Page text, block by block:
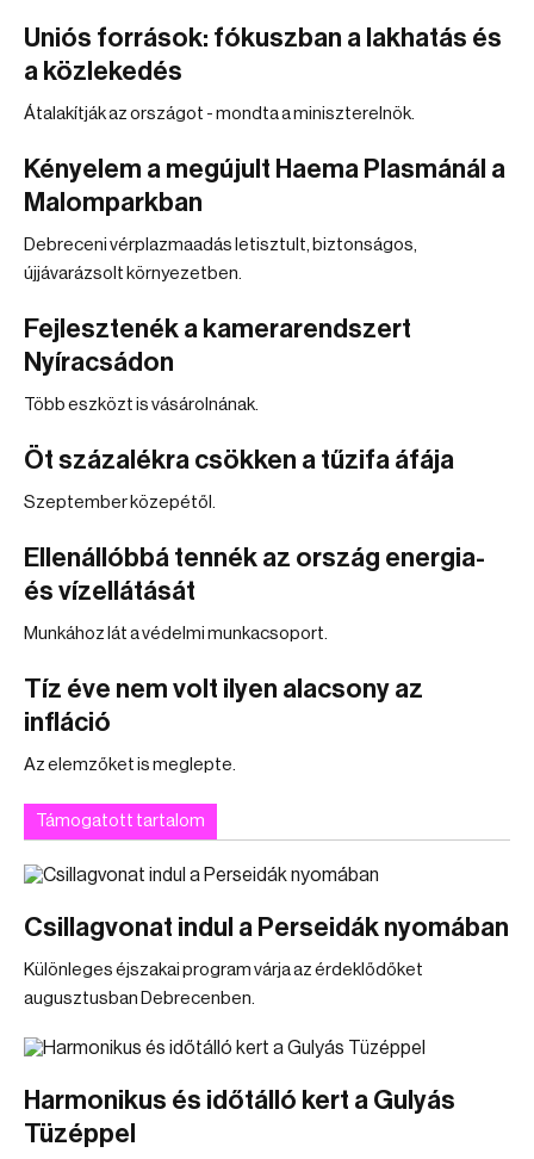
Uniós források: fókuszban a lakhatás és
a közlekedés
Átalakítják az országot - mondta a miniszterelnök.
Kényelem a megújult Haema Plasmánál a
Malomparkban
Debreceni vérplazmaadás letisztult, biztonságos,
újjávarázsolt környezetben.
Fejlesztenék a kamerarendszert
Nyíracsádon
Több eszközt is vásárolnának.
Öt százalékra csökken a tűzifa áfája
Szeptember közepétől.
Ellenállóbbá tennék az ország energia-
és vízellátását
Munkához lát a védelmi munkacsoport.
Tíz éve nem volt ilyen alacsony az
infláció
Az elemzőket is meglepte.
Támogatott tartalom
Csillagvonat indul a Perseidák nyomában
Különleges éjszakai program várja az érdeklődőket
augusztusban Debrecenben.
Harmonikus és időtálló kert a Gulyás
Tüzéppel